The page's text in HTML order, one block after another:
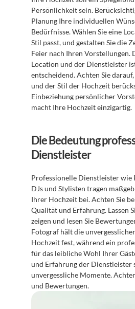
Persönlichkeit sein.
Planung Ihre individuellen
Bedürfnisse. Wählen Sie eine
Stil passt, und gestalten Sie die
Feier nach Ihren Vorstellungen.
Location und der Dienstleister
entscheidend. Achten Sie
und der Stil der Hochzeit
Einbeziehung persönlicher
macht Ihre Hochzeit einzigartig.
Die Bedeutung
Dienstleister
Professionelle Dienstleister wie
DJs und Stylisten tragen
Ihrer Hochzeit bei. Achten Sie
Qualität und Erfahrung. Lassen
zeigen und lesen Sie
Fotograf hält die
Hochzeit fest, während ein
für das leibliche Wohl Ihrer
und Erfahrung der Dienstleister
unvergessliche Momente.
und Bewertungen.